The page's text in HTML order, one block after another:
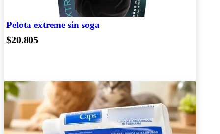
Pelota extreme sin soga
$20.805